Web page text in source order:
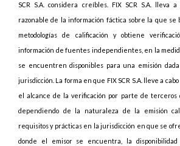
SCR S.A. considera creíbles. FIX SCR S.A. lleva
razonable de la información fáctica sobre la que se
metodologías de calificación y obtiene
información de fuentes independientes, en la
se encuentren disponibles para una emisión
jurisdicción. La forma en que FIX SCR S.A. lleve a
el alcance de la verificación por parte de terceros
dependiendo de la naturaleza de la emisión
requisitos y prácticas en la jurisdicción en que se
donde el emisor se encuentra, la